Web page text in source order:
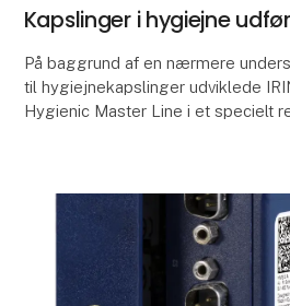
Kapslinger i hygiejne
På baggrund af en nærmere
til hygiejnekapslinger udviklede
Hygienic Master Line i et specielt